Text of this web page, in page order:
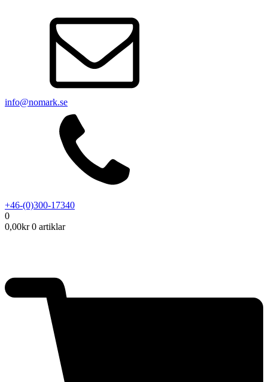
info@nomark.se
+46-(0)300-17340
0
0,00kr 0 artiklar